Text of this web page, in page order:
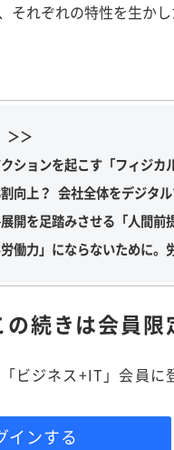
それぞれの特性を生か
＞＞
ションを起こす「フィジ
向上？ 会社全体をデジタ
開を足踏みさせる「人間前
働力」にならないために
の続きは会員限
ビジネス+IT」会員に
インする